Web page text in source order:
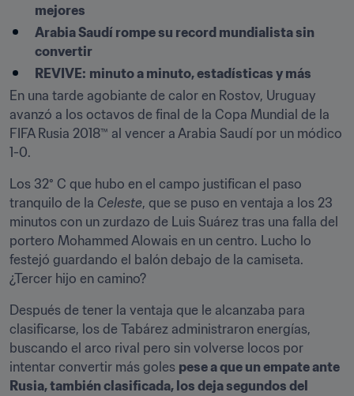
mejores
Arabia Saudí rompe su record mundialista sin
convertir
REVIVE: minuto a minuto, estadísticas y más
En una tarde agobiante de calor en Rostov, Uruguay
avanzó a los octavos de final de la Copa Mundial de la
FIFA Rusia 2018™ al vencer a Arabia Saudí por un módico
1-0.
Los 32° C que hubo en el campo justifican el paso
tranquilo de la Celeste, que se puso en ventaja a los 23
minutos con un zurdazo de Luis Suárez tras una falla del
portero Mohammed Alowais en un centro. Lucho lo
festejó guardando el balón debajo de la camiseta.
¿Tercer hijo en camino?
Después de tener la ventaja que le alcanzaba para
clasificarse, los de Tabárez administraron energías,
buscando el arco rival pero sin volverse locos por
intentar convertir más goles pese a que un empate ante
Rusia, también clasificada, los deja segundos del